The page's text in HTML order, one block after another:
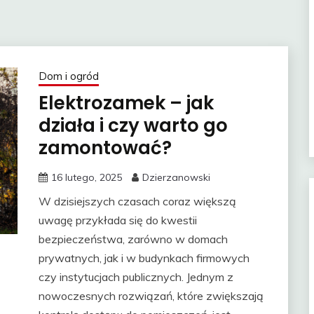
Dom i ogród
Elektrozamek – jak
działa i czy warto go
zamontować?
16 lutego, 2025 Dzierzanowski
W dzisiejszych czasach coraz większą
uwagę przykłada się do kwestii
bezpieczeństwa, zarówno w domach
prywatnych, jak i w budynkach firmowych
czy instytucjach publicznych. Jednym z
nowoczesnych rozwiązań, które zwiększają